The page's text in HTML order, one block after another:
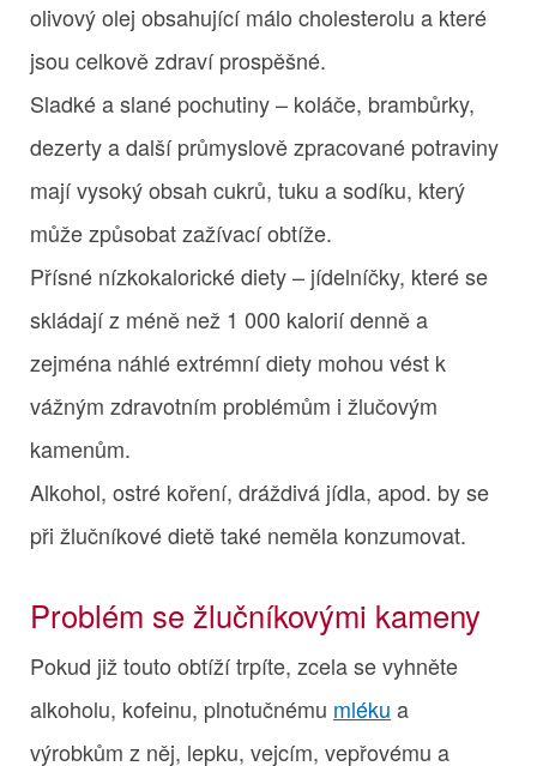
olivový olej obsahující málo cholesterolu a které
jsou celkově zdraví prospěšné.
Sladké a slané pochutiny – koláče, brambůrky,
dezerty a další průmyslově zpracované potraviny
mají vysoký obsah cukrů, tuku a sodíku, který
může způsobat zažívací obtíže.
Přísné nízkokalorické diety – jídelníčky, které se
skládají z méně než 1 000 kalorií denně a
zejména náhlé extrémní diety mohou vést k
vážným zdravotním problémům i žlučovým
kamenům.
Alkohol, ostré koření, dráždivá jídla, apod. by se
při žlučníkové dietě také neměla konzumovat.
Problém se žlučníkovými kameny
Pokud již touto obtíží trpíte, zcela se vyhněte
alkoholu, kofeinu, plnotučnému mléku a
výrobkům z něj, lepku, vejcím, vepřovému a